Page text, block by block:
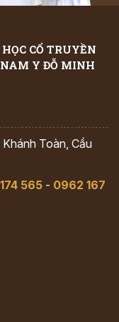
CỔ TRUYỀN
NAM Y ĐỖ MINH
Toàn, Cầu
565 - 0962 167